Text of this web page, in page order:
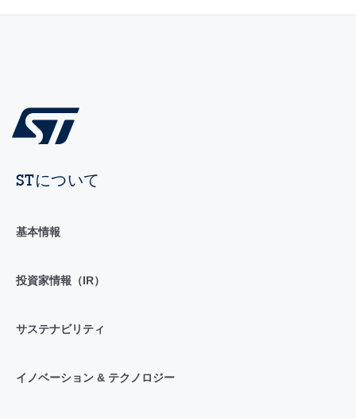
STについて
基本情報
投資家情報（IR）
サステナビリティ
イノベーション & テクノロジー